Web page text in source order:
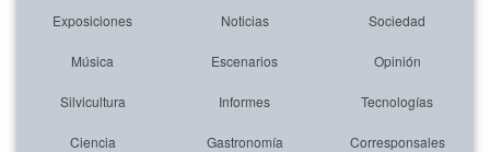
Exposiciones Noticias Sociedad
Música Escenarios Opinión
Silvicultura Informes Tecnologías
Ciencia Gastronomía Corresponsales